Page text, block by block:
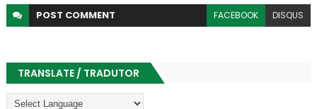
POST COMMENT FACEBOOK DISQUS
TRANSLATE / TRADUTOR